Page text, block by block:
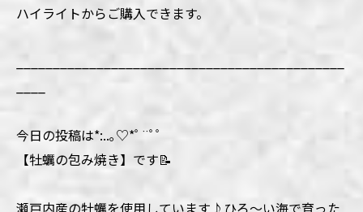
ハイライトからご購入できます。
今日の投稿は*:..｡♡*ﾟ¨ﾟﾟ
【牡蠣の包み焼き】です📝
瀬戸内産の牡蠣を使用しています♪ひろ～い海で育った